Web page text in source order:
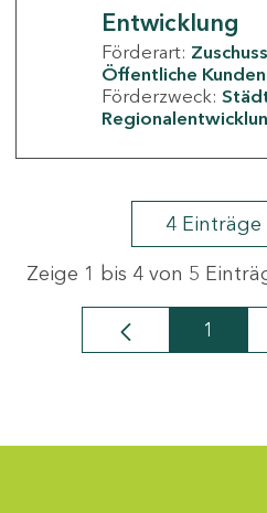
Entwicklung
Förderart: Zuschuss
Öffentliche Kunden
Förderzweck:
4 Einträge
Zeige 1 bis 4 von 5
Seite
1